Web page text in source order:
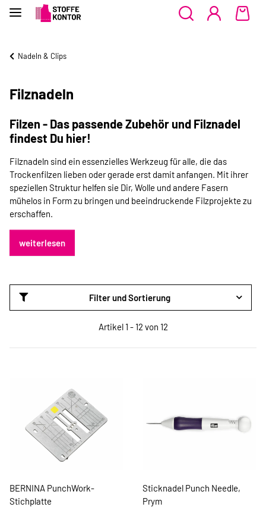
Nadeln & Clips
Filznadeln
Filzen - Das passende Zubehör und Filznadel
findest Du hier!
Filznadeln sind ein essenzielles Werkzeug für alle, die das
Trockenfilzen lieben oder gerade erst damit anfangen. Mit ihrer
speziellen Struktur helfen sie Dir, Wolle und andere Fasern
mühelos in Form zu bringen und beeindruckende Filzprojekte zu
erschaffen.
weiterlesen
Filter und Sortierung
Artikel 1 - 12 von 12
BERNINA PunchWork-
Stichplatte
Sticknadel Punch Needle,
Prym